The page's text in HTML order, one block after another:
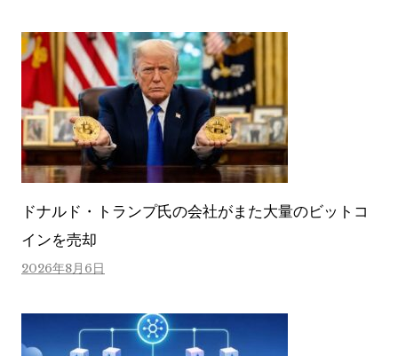
ドナルド・トランプ氏の会社がまた大量のビットコ
インを売却
2026年8月6日